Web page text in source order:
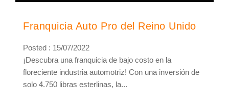
Franquicia Auto Pro del Reino Unido
Posted : 15/07/2022
¡Descubra una franquicia de bajo costo en la
floreciente industria automotriz! Con una inversión de
solo 4.750 libras esterlinas, la...